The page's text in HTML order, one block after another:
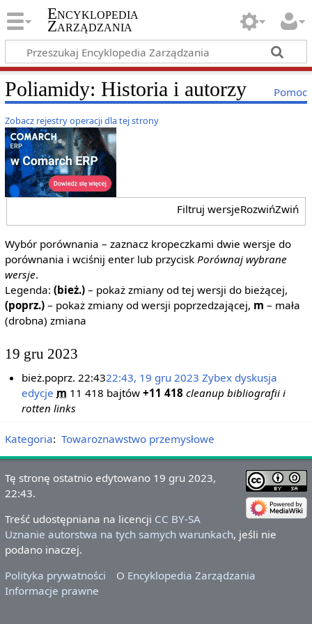
Encyklopedia
Zarządzania
Pomoc
Poliamidy: Historia i autorzy
Zobacz rejestry operacji dla tej strony
Filtruj wersjeRozwińZwiń
Wybór porównania – zaznacz kropeczkami dwie wersje do
porównania i wciśnij enter lub przycisk Porównaj wybrane
wersje.
Legenda: (bież.)– pokaż zmiany od tej wersji do bieżącej,
(poprz.)– pokaż zmiany od wersji poprzedzającej, m – mała
(drobna) zmiana
19 gru 2023
bież.poprz. 22:4322:43, 19 gru 2023 ‎Zybex dyskusja
edycje m 11 418 bajtów +11 418 ‎cleanup bibliografii i
rotten links
Kategoria: Towaroznawstwo przemysłowe
Tę stronę ostatnio edytowano 19 gru 2023,
22:43.
Treść udostępniana na licencji CC BY-SA
Uznanie autorstwa na tych samych warunkach, jeśli nie
podano inaczej.
Polityka prywatności
O Encyklopedia Zarządzania
Informacje prawne